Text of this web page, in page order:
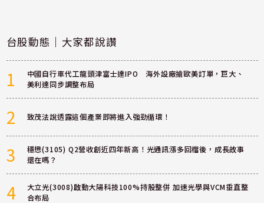
台股動態｜大家都說讚
1
中國自行車代工龍頭津富士達IPO 海外設廠搶歐美訂單，巨大、
美利達同步調整布局
2 致茂法說透露這個產業即將進入強勁循環！
3
穩懋(3105) Q2營收創近四年新高！光通訊漲多回檔後，成長故事
還在嗎？
4
大立光(3008)啟動大陽科技100%持股整併 加速光學與VCM垂直整
合布局